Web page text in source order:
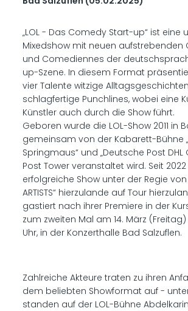
„LOL - Das Comedy Start-up“ ist eine
Mixedshow mit neuen aufstrebenden
und Comediennes der
up-Szene. In diesem Format
vier Talente witzige
schlagfertige Punchlines, wobei eine
Künstler auch durch die Show führt.
Geboren wurde die LOL-Show 2011 in
gemeinsam von der Kabarett-Bühne
Springmaus“ und „Deutsche Post DHL
Post Tower veranstaltet wird. Seit
erfolgreiche Show unter der Regie
ARTISTS“ hierzulande auf Tour
gastiert nach ihrer Premiere in der
zum zweiten Mal am 14. März (Freitag)
Uhr, in der Konzerthalle Bad Salzuflen.
Zahlreiche Akteure traten zu ihren
dem beliebten Showformat auf -
standen auf der LOL-Bühne